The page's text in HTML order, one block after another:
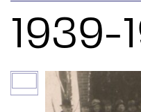
1939-